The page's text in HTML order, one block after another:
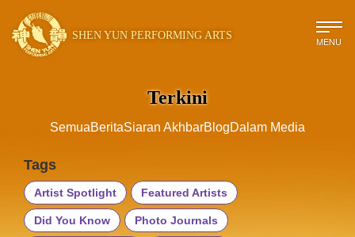
SHEN YUN PERFORMING ARTS MENU
Terkini
SemuaBeritaSiaran AkhbarBlogDalam Media
Tags
Artist Spotlight Featured Artists
Did You Know Photo Journals